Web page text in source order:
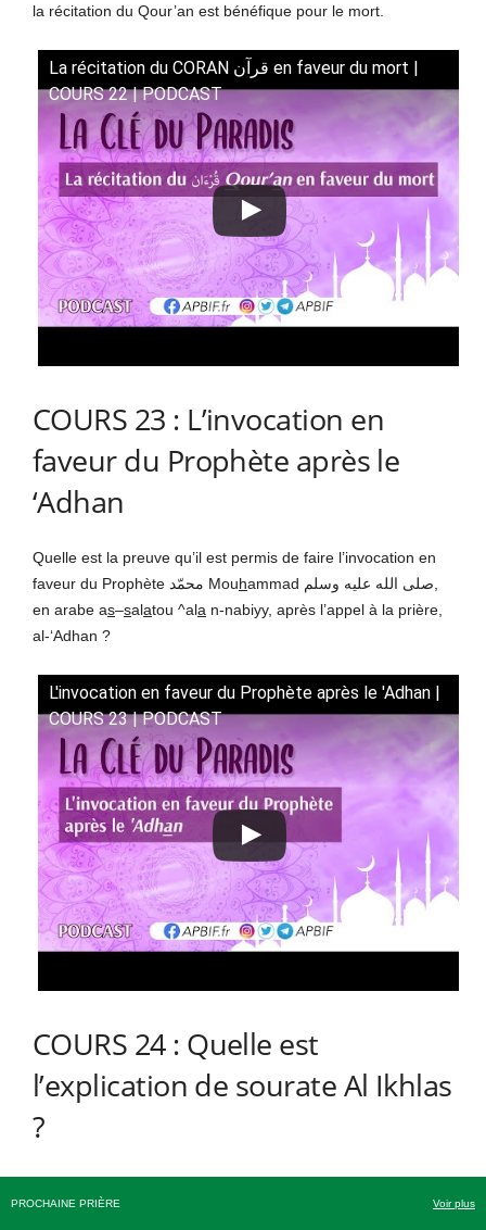
PROCHAINE PRIÈRE Voir plus
la récitation du Qour’an est bénéfique pour le mort.
La récitation du CORAN قرآن en faveur du mort |
COURS 22 | PODCAST
COURS 23 : L’invocation en
faveur du Prophète après le
‘Adhan
Quelle est la preuve qu’il est permis de faire l’invocation en
faveur du Prophète محمّد Mouhammad صلى الله عليه وسلم,
en arabe as–salatou ^ala n-nabiyy, après l’appel à la prière,
al-‘Adhan ?
L'invocation en faveur du Prophète après le 'Adhan |
COURS 23 | PODCAST
COURS 24 : Quelle est
l’explication de sourate Al Ikhlas
?
On va vous expliquer de manière détaillée une sourate. Elle
ne comporte que 4 versets, c’est la 112ème sourate du قرآن